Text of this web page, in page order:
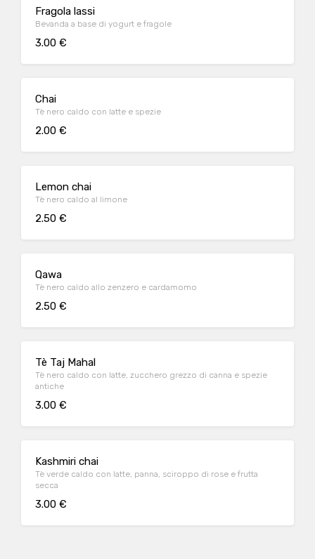
Fragola lassi
Bevanda a base di yogurt e fragole
3.00 €
Chai
Tè nero caldo con latte e spezie
2.00 €
Lemon chai
Tè nero caldo al limone
2.50 €
Qawa
Tè nero caldo allo zenzero e cardamomo
2.50 €
Tè Taj Mahal
Tè nero caldo con latte, zucchero grezzo di canna e spezie
antiche
3.00 €
Kashmiri chai
Tè verde caldo con latte, panna, sciroppo di rose e frutta
secca
3.00 €